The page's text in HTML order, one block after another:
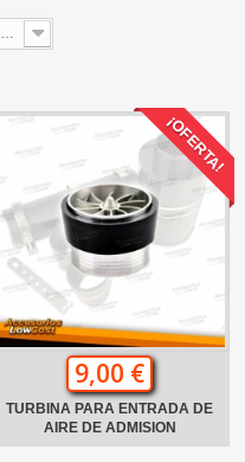
Precio: más baratos primero
¡OFERTA!
9,00 €
TURBINA PARA ENTRADA DE
AIRE DE ADMISION